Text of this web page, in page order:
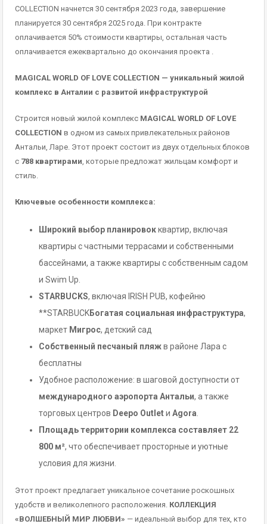
COLLECTION начнется 30 сентября 2023 года, завершение
планируется 30 сентября 2025 года. При контракте
оплачивается 50% стоимости квартиры, остальная часть
оплачивается ежеквартально до окончания проекта .
MAGICAL WORLD OF LOVE COLLECTION — уникальный жилой
комплекс в Анталии с развитой инфраструктурой
Строится новый жилой комплекс MAGICAL WORLD OF LOVE
COLLECTION в одном из самых привлекательных районов
Антальи, Ларе. Этот проект состоит из двух отдельных блоков
с 788 квартирами, которые предложат жильцам комфорт и
стиль.
Ключевые особенности комплекса:
Широкий выбор планировокквартир, включая
квартиры с частными террасами и собственными
бассейнами, а также квартиры с собственным садом
и Swim Up.
STARBUCKS, включая IRISH PUB, кофейню
**STARBUCKБогатая социальная инфраструктура,
маркет Мигрос, детский сад
Собственный песчаный пляжв районе Лара с
бесплатны
Удобное расположение: в шаговой доступности от
международного аэропорта Антальи, а также
торговых центров Deepo Outletи Agora
Площадь территории комплекса составляет 22
800 м², что обеспечивает просторные и уютные
условия для жизни.
Этот проект предлагает уникальное сочетание роскошных
удобств и великолепного расположения. КОЛЛЕКЦИЯ
«ВОЛШЕБНЫЙ МИР ЛЮБВИ» — идеальный выбор для тех, кто